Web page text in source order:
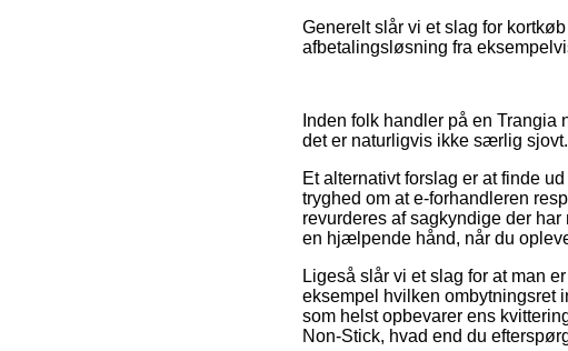
Generelt slår vi et slag for
afbetalingsløsning fra
Inden folk handler på en
det er naturligvis ikke særlig sjovt.
Et alternativt forslag er at finde
tryghed om at e-forhandleren
revurderes af sagkyndige der
en hjælpende hånd, når du
Ligeså slår vi et slag for at man
eksempel hvilken ombytningsret
som helst opbevarer ens
Non-Stick, hvad end du